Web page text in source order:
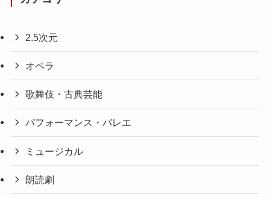
2.5次元
オペラ
歌舞伎・古典芸能
パフォーマンス・バレエ
ミュージカル
朗読劇